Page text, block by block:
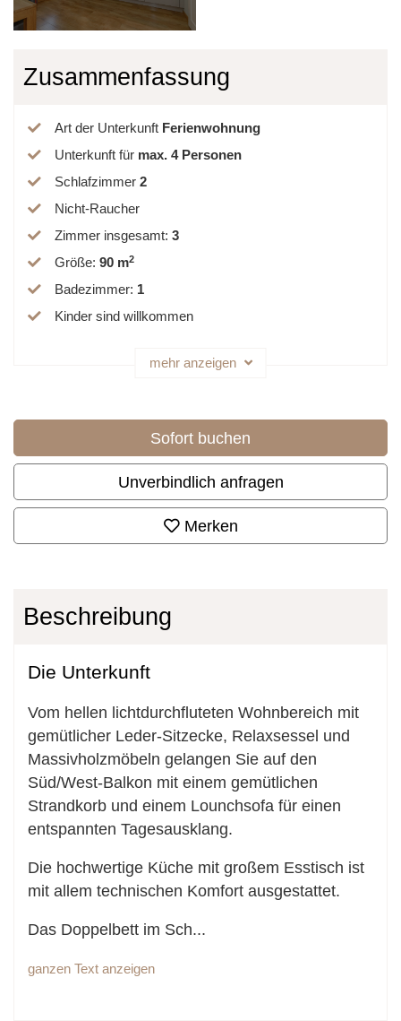
Zusammenfassung
Art der Unterkunft Ferienwohnung
Unterkunft für max. 4 Personen
Schlafzimmer 2
Nicht-Raucher
Zimmer insgesamt: 3
Größe: 90 m2
Badezimmer: 1
Kinder sind willkommen
mehr anzeigen
Sofort buchen
Unverbindlich anfragen
Merken
Beschreibung
Die Unterkunft
Vom hellen lichtdurchfluteten Wohnbereich mit
gemütlicher Leder-Sitzecke, Relaxsessel und
Massivholzmöbeln gelangen Sie auf den
Süd/West-Balkon mit einem gemütlichen
Strandkorb und einem Lounchsofa für einen
entspannten Tagesausklang.
Die hochwertige Küche mit großem Esstisch ist
mit allem technischen Komfort ausgestattet.
Das Doppelbett im Sch...
ganzen Text anzeigen